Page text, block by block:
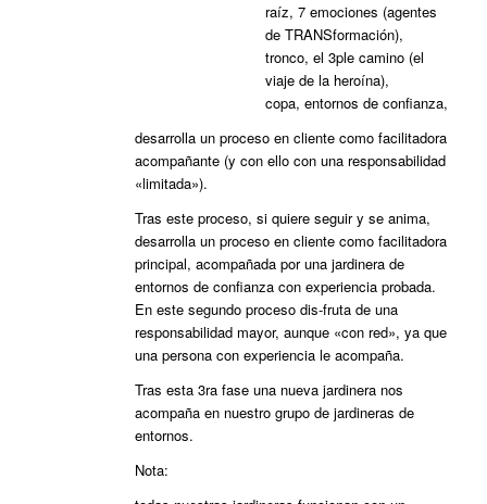
raíz, 7 emociones (agentes
de TRANSformación),
tronco, el 3ple camino (el
viaje de la heroína),
copa, entornos de confianza,
desarrolla un proceso en cliente como facilitadora
acompañante (y con ello con una responsabilidad
«limitada»).
Tras este proceso, si quiere seguir y se anima,
desarrolla un proceso en cliente como facilitadora
principal, acompañada por una jardinera de
entornos de confianza con experiencia probada.
En este segundo proceso dis-fruta de una
responsabilidad mayor, aunque «con red», ya que
una persona con experiencia le acompaña.
Tras esta 3ra fase una nueva jardinera nos
acompaña en nuestro grupo de jardineras de
entornos.
Nota: